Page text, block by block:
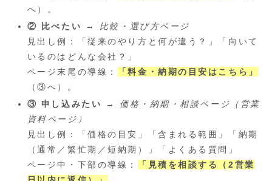
へ）。
② 比べたい
→ 比較・選び方ページ
見出し例：「従来のやり方と何が違う？」「向いて
いるのはどんな会社？」
ページ末尾の導線：
「料金・納期の目安はこちら」
（③へ）。
③ 申し込みたい
→ 価格・納期・相談ページ（営業
資料ページ）
見出し例：「価格の目安」「含まれる範囲」「納期
（通常／繁忙期／短納期）」「よくある質問」
ページ中・下部の導線：
「見積を相談する（2営業